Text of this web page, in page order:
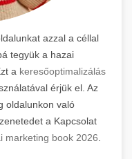
azzal a céllal
tegyük a hazai
a keresőoptimalizálás
érjük el. Az
oldalunkon való
a Kapcsolat
marketing book 2026